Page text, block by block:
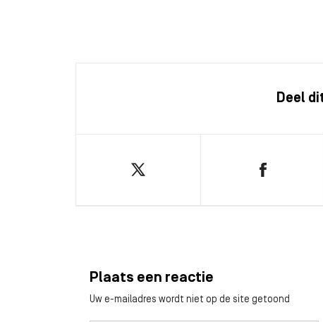
Deel
Plaats een reactie
Uw e-mailadres wordt niet op de site getoond